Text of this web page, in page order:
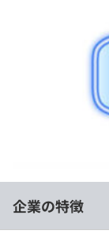
新卒エージェント
就活成功ガイド
プラン
プログラミング言
Tech Team Journal
企業の特徴